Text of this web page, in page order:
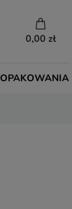
0,00 zł
OPAKOWANIA